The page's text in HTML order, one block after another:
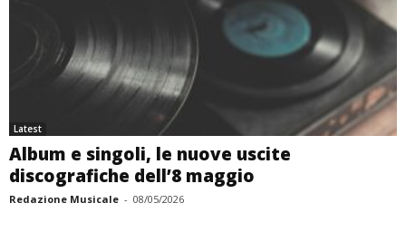
Latest
Album e singoli, le nuove uscite
discografiche dell’8 maggio
Redazione Musicale - 08/05/2026